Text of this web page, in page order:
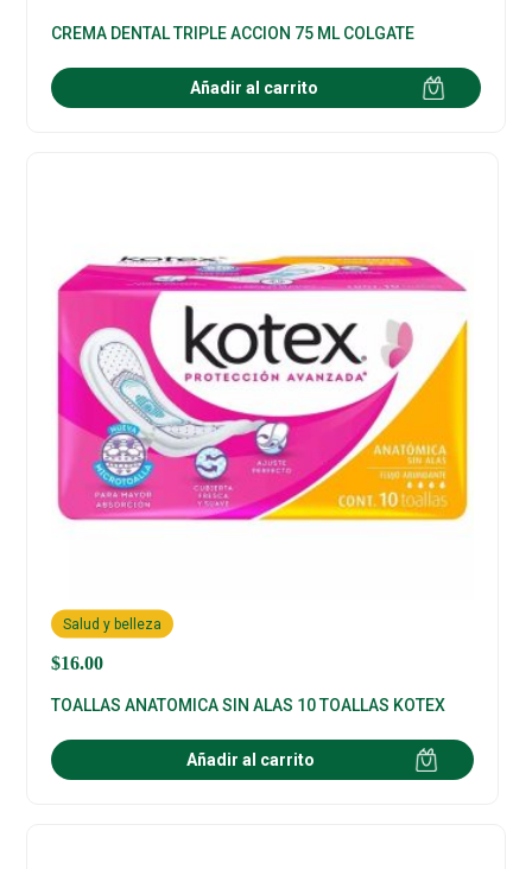
CREMA DENTAL TRIPLE ACCION 75 ML COLGATE
Añadir al carrito
$16.00
Salud y belleza
TOALLAS ANATOMICA SIN ALAS 10 TOALLAS KOTEX
Añadir al carrito